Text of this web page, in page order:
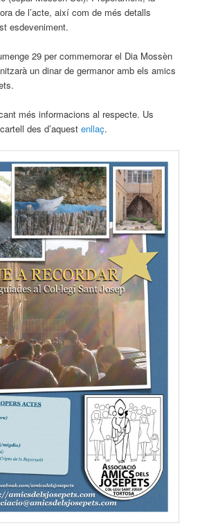
de l’acte, així com de més detalls
esdeveniment.
29 per commemorar el Dia Mossèn
un dinar de germanor amb els amics
més informacions al respecte. Us
des d’aquestenllaç.